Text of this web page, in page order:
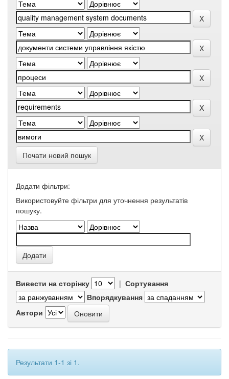
Почати новий пошук
Додати фільтри:
Використовуйте фільтри для уточнення результатів
пошуку.
Вивести на сторінку | Сортування
Впорядкування
Автори
Результати 1-1 зі 1.